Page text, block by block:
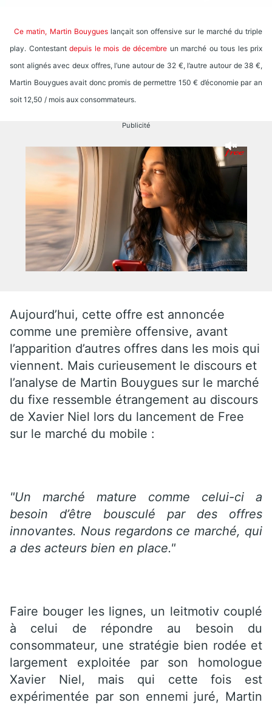
Ce matin, Martin Bouygueslançait son offensive sur le marché du triple
play. Contestantdepuis le mois de décembre un marché ou tous les prix
sont alignés avec deux offres, l’une autour de 32 €, l’autre autour de 38 €,
Martin Bouygues avait donc promis de permettre 150 € d’économie par an
soit 12,50 / mois aux consommateurs.
Publicité
Aujourd’hui, cette offre est annoncée
comme une première offensive, avant
l’apparition d’autres offres dans les mois qui
viennent. Mais curieusement le discours et
l’analyse de Martin Bouygues sur le marché
du fixe ressemble étrangement au discours
de Xavier Niel lors du lancement de Free
sur le marché du mobile :
"Un marché mature comme celui-ci a
besoin d’être bousculé par des offres
innovantes. Nous regardons ce marché, qui
a des acteurs bien en place."
Faire bouger les lignes, un leitmotiv couplé
à celui de répondre au besoin du
consommateur, une stratégie bien rodée et
largement exploitée par son homologue
Xavier Niel, mais qui cette fois est
expérimentée par son ennemi juré, Martin